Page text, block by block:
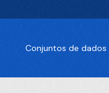
Conjuntos de dados